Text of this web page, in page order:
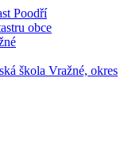
Poodří
obce
škola Vražné, okres